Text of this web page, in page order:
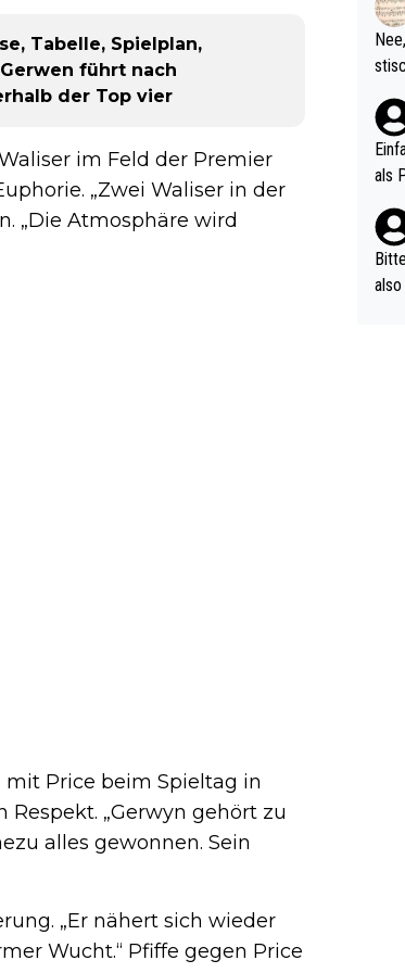
Tabelle, Spielplan,
führt nach
der Top vier
im Feld der Premier
„Zwei Waliser in der
„Die Atmosphäre wird
Price beim Spieltag in
„Gerwyn gehört zu
alles gewonnen. Sein
„Er nähert sich wieder
Wucht.“ Pfiffe gegen Price
(in
als
nes
ttler
vV
als